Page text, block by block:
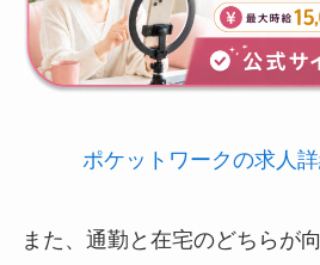
ポケットワークの求人
また、通勤と在宅のどちらが